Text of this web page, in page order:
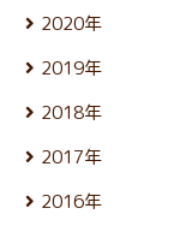
4月 (25)
3月 (24)
2月 (21)
1月 (22)
6月 (24)
4月 (25)
3月 (25)
2月 (23)
1月 (21)
8月 (26)
6月 (26)
4月 (24)
3月 (26)
2月 (23)
1月 (24)
10月 (26)
8月 (26)
6月 (30)
4月 (25)
3月 (25)
2月 (22)
11月 (24)
10月 (25)
8月 (25)
6月 (26)
4月 (25)
2020年
11月 (23)
10月 (27)
8月 (26)
6月 (25)
2019年
11月 (24)
10月 (23)
8月 (26)
2018年
11月 (25)
10月 (26)
2017年
11月 (25)
2016年